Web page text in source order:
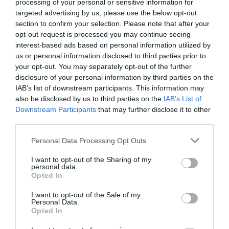
processing of your personal or sensitive information for
targeted advertising by us, please use the below opt-out
section to confirm your selection. Please note that after your
opt-out request is processed you may continue seeing
interest-based ads based on personal information utilized by
us or personal information disclosed to third parties prior to
your opt-out. You may separately opt-out of the further
disclosure of your personal information by third parties on the
IAB’s list of downstream participants. This information may
also be disclosed by us to third parties on the IAB’s List of
Downstream Participants that may further disclose it to other
Please note that this website/app uses one or more Google
not limited to your visit or usage behaviour. You may click to
grant or deny consent to Google and its third-party tags to
use your data for below specified purposes in below Google
consent section.
Personal Data Processing Opt Outs
I want to opt-out of the Sharing of my
personal data.
Opted In
I want to opt-out of the Sale of my
Personal Data.
Opted In
3,3 másodperc alatt gyorsul 100 km/órára. Az utastér digitális
megoldásokra épül, a csomagtér pedig 456 literes. A Zeekr 7GT
Németországban 47.990 eurós indulóáron jelenik meg, a
kiszállítások július elején kezdődnek.
Ez is érdekelhet!Az új Volvo lehet a
debreceni BMW kihívója
Olvasd el ezt is!
Így néz ki, ennyibe kerül a Mazda új elektromos
SUV-ja
Így néz ki a Skoda legnagyobb elektromos SUV-ja,